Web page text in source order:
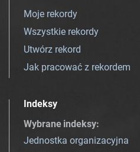
Moje rekordy
Wszystkie rekordy
Utwórz rekord
Jak pracować z rekordem
Indeksy
Wybrane indeksy:
Jednostka organizacyjna